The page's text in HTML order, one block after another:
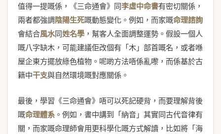
值得一提嘅係，《三命通會》同李虛中命書有密切關係，
兩者都強調陰陽生死嘅動態變化。例如，而家嘅命理諮詢
會結合風水同姓名學 ，幫客人全面調整運勢。假設一個人
嘅八字缺木，可能建議佢改個有「木」部首嘅名，或者喺
屋企東方擺放綠色植物。呢啲方法唔係亂嚟，而係基於古
籍中干支與自然環境嘅對應關係。
最後，學習《三命通會》唔可以死記硬背，而要理解背後
嘅命理體系 。例如，書中講到「納音」其實同古代音律有
關，而家嘅命理師會用更科學化嘅方式解讀，比如將「海